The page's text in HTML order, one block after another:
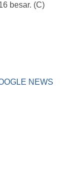
besar. (C)
NEWS